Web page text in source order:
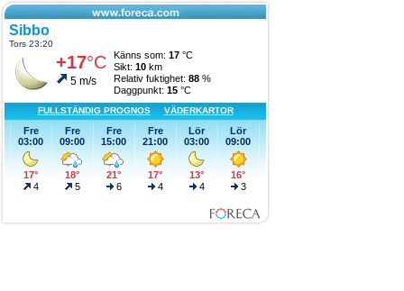
Sibbo
Tors 23:20
+17°C
5 m/s
Känns som: 17 °C
Sikt: 10 km
Relativ fuktighet: 88 %
Daggpunkt: 15 °C
FULLSTÄNDIG PROGNOS VÄDERKARTOR
Fre
03:00
17°
4
Fre
09:00
18°
5
Fre
15:00
21°
6
Fre
21:00
17°
4
Lör
03:00
13°
4
Lör
09:00
16°
3